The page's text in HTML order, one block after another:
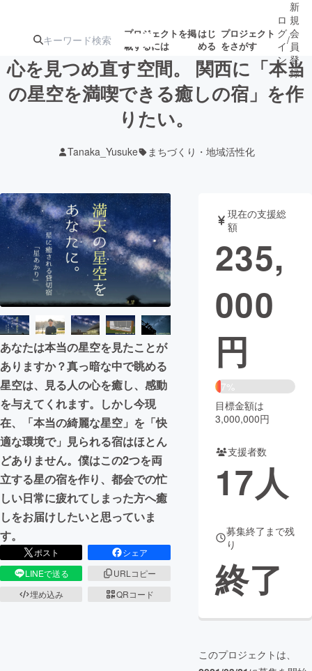
プロジェクトを掲
載するには
はじ
める
プロジェクト
をさがす
注目の新着プロ 募集終了が近いプ
テクノロジー・ガジェット
映像・映画 書籍・雑誌
ビジネス・起業 チャレンジ
まちづくり・地域活性化
CAMPFIRE for Social Good
CAMPFIRE Creation
CAMPFIREふるさと納税
コミュニティ
ロ
グ
イ
ン
/
新
規
会
員
登
録
心を見つめ直す空間。 関西に「本当
の星空を満喫できる癒しの宿」を作
りたい。
Tanaka_Yusuke まちづくり・地域活性化
あなたは本当の星空を見たことが
ありますか？真っ暗な中で眺める
星空は、見る人の心を癒し、感動
を与えてくれます。しかし今現
在、「本当の綺麗な星空」を「快
適な環境で」見られる宿はほとん
どありません。僕はこの2つを両
立する星の宿を作り、都会での忙
しい日常に疲れてしまった方へ癒
しをお届けしたいと思っていま
す。
ポスト
シェア
LINEで送る
URLコピー
埋め込み
QRコード
現在の支援総
額
235,
000
円
7%
目標金額は
3,000,000円
支援者数
17人
募集終了まで残
り
終了
このプロジェクトは、